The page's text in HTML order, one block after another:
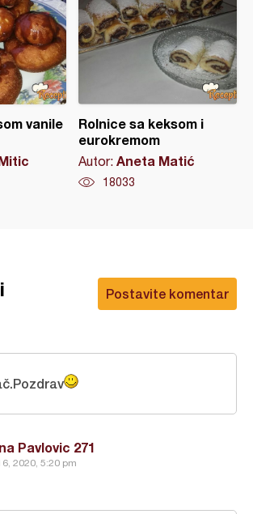
vanile
Rolnice sa keksom i
eurokremom
Autor: Aneta Matić
18033
Postavite komentar
Pavlovic 271
2020, 5:20 pm